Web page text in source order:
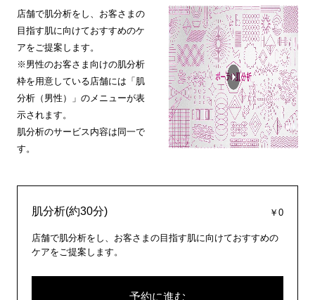
店舗で肌分析をし、お客さまの
目指す肌に向けておすすめのケ
アをご提案します。
※男性のお客さま向けの肌分析
枠を用意している店舗には「肌
分析（男性）」のメニューが表
示されます。
肌分析のサービス内容は同一で
す。
肌分析(約30分) ￥0
店舗で肌分析をし、お客さまの目指す肌に向けておすすめの
ケアをご提案します。
予約に進む